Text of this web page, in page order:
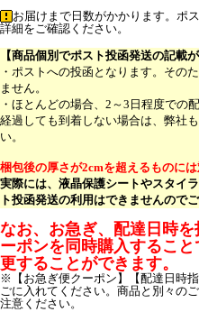
お届けまで日数がかかります。ポ
詳細をご確認ください。
【商品個別でポスト投函発送の記載が
・ポストへの投函となります。その
ません。
・ほとんどの場合、2～3日程度での
経過しても到着しない場合は、弊社
い。
梱包後の厚さが2cmを超えるものには
実際には、液晶保護シートやスタイ
ト投函発送の利用はできませんので
なお、お急ぎ、配達日時
ーポンを同時購入するこ
更することができます。
※【お急ぎ便クーポン】【配達日時
ごに入れてください。商品と別々の
注意ください。